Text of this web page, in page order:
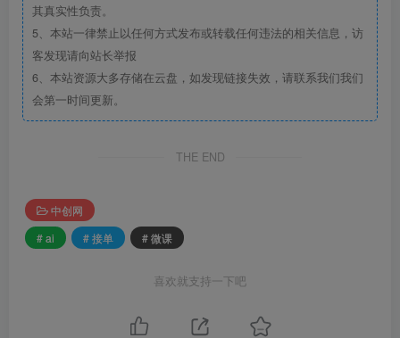
其真实性负责。
5、本站一律禁止以任何方式发布或转载任何违法的相关信息，访
客发现请向站长举报
6、本站资源大多存储在云盘，如发现链接失效，请联系我们我们
会第一时间更新。
THE END
中创网
# ai
# 接单 # 微课
喜欢就支持一下吧